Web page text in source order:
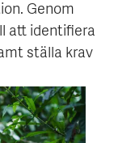
Genom
att identifiera
ställa krav